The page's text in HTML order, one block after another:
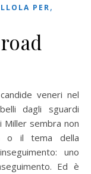
PER,
dagli sguardi
sembra non
o il tema della
uno
Ed è